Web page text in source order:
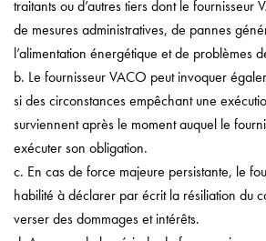
traitants ou d’autres tiers dont le fournisseur
de mesures administratives, de pannes
l’alimentation énergétique et de problèmes
b. Le fournisseur VACO peut invoquer
si des circonstances empêchant une
surviennent après le moment auquel le
exécuter son obligation.
c. En cas de force majeure persistante, le
habilité à déclarer par écrit la résiliation du
verser des dommages et intérêts.